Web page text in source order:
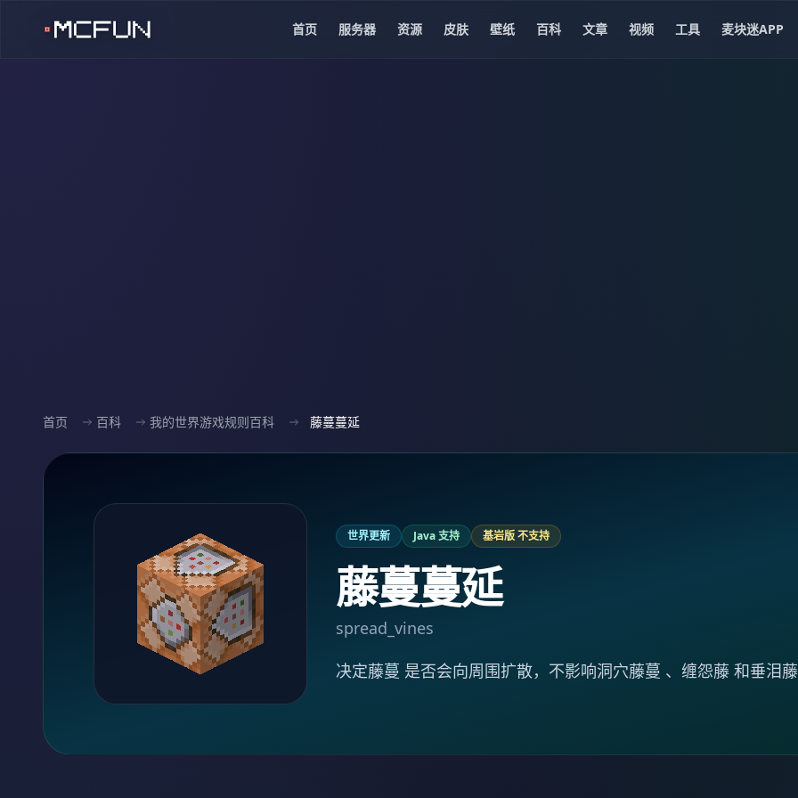
首页 服务器 资源 皮肤 壁纸 百科 文章 视频 工具 麦块迷APP
首页 百科 我的世界游戏规则百科 藤蔓蔓延
世界更新 Java 支持 基岩版 不支持
藤蔓蔓延
spread_vines
决定藤蔓 是否会向周围扩散，不影响洞穴藤蔓 、缠怨藤 和垂泪